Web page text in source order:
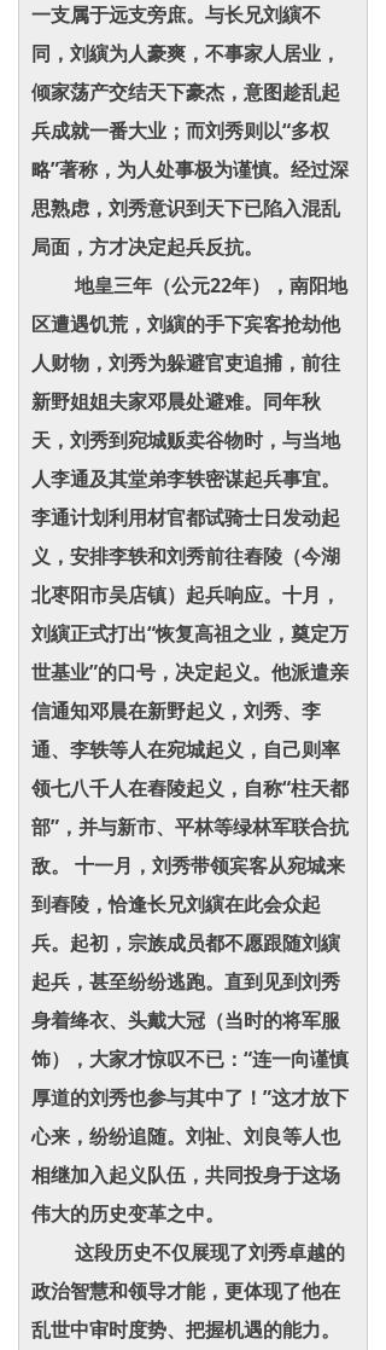
一支属于远支旁庶。与长兄刘縯不
同，刘縯为人豪爽，不事家人居业，
倾家荡产交结天下豪杰，意图趁乱起
兵成就一番大业；而刘秀则以“多权
略”著称，为人处事极为谨慎。经过深
思熟虑，刘秀意识到天下已陷入混乱
局面，方才决定起兵反抗。
地皇三年（公元22年），南阳地
区遭遇饥荒，刘縯的手下宾客抢劫他
人财物，刘秀为躲避官吏追捕，前往
新野姐姐夫家邓晨处避难。同年秋
天，刘秀到宛城贩卖谷物时，与当地
人李通及其堂弟李轶密谋起兵事宜。
李通计划利用材官都试骑士日发动起
义，安排李轶和刘秀前往舂陵（今湖
北枣阳市吴店镇）起兵响应。十月，
刘縯正式打出“恢复高祖之业，奠定万
世基业”的口号，决定起义。他派遣亲
信通知邓晨在新野起义，刘秀、李
通、李轶等人在宛城起义，自己则率
领七八千人在舂陵起义，自称“柱天都
部”，并与新市、平林等绿林军联合抗
敌。 十一月，刘秀带领宾客从宛城来
到舂陵，恰逢长兄刘縯在此会众起
兵。起初，宗族成员都不愿跟随刘縯
起兵，甚至纷纷逃跑。直到见到刘秀
身着绛衣、头戴大冠（当时的将军服
饰），大家才惊叹不已：“连一向谨慎
厚道的刘秀也参与其中了！”这才放下
心来，纷纷追随。刘祉、刘良等人也
相继加入起义队伍，共同投身于这场
伟大的历史变革之中。
这段历史不仅展现了刘秀卓越的
政治智慧和领导才能，更体现了他在
乱世中审时度势、把握机遇的能力。